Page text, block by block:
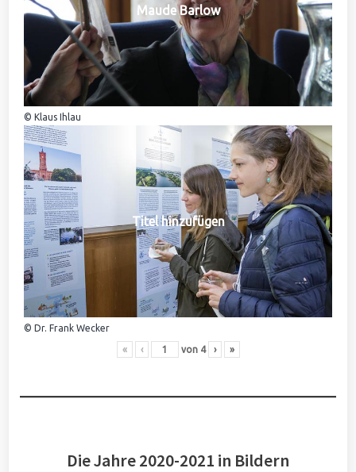
Maude Barlow
© Klaus Ihlau
Titel hinzufügen
© Dr. Frank Wecker
« ‹ von 4 › »
Die Jahre 2020-2021 in Bildern